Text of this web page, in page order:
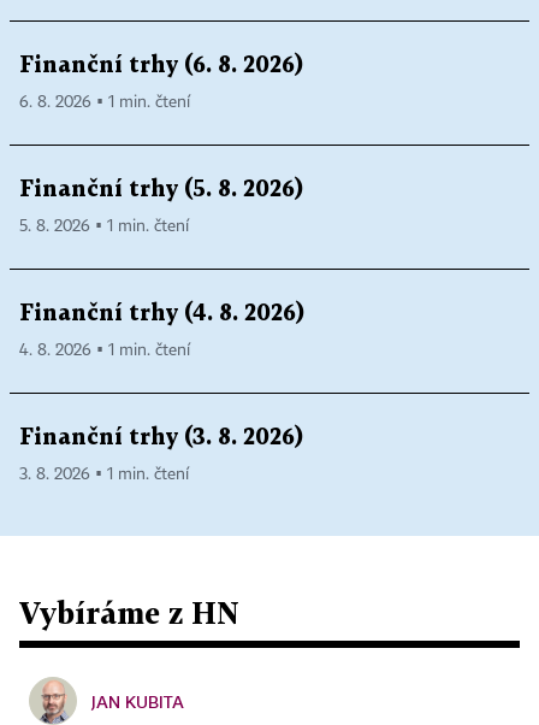
Finanční trhy (6. 8. 2026)
6. 8. 2026 ▪ 1 min. čtení
Finanční trhy (5. 8. 2026)
5. 8. 2026 ▪ 1 min. čtení
Finanční trhy (4. 8. 2026)
4. 8. 2026 ▪ 1 min. čtení
Finanční trhy (3. 8. 2026)
3. 8. 2026 ▪ 1 min. čtení
Vybíráme z HN
JAN KUBITA